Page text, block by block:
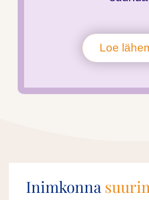
Loe
Inimkonna